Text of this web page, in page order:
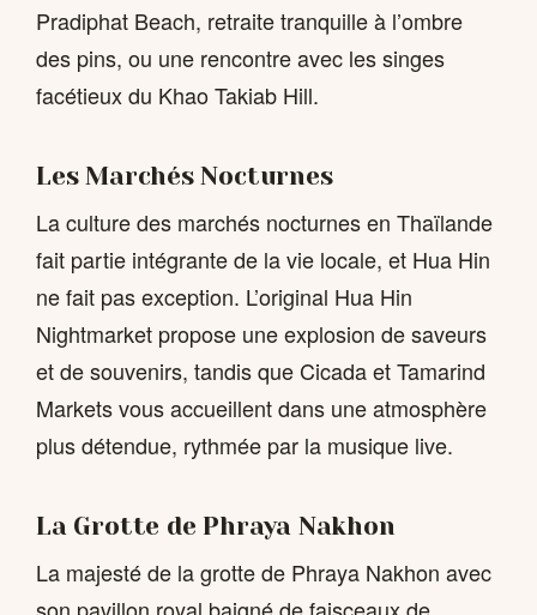
Pradiphat Beach, retraite tranquille à l’ombre
des pins, ou une rencontre avec les singes
facétieux du Khao Takiab Hill.
Les Marchés Nocturnes
La culture des marchés nocturnes en Thaïlande
fait partie intégrante de la vie locale, et Hua Hin
ne fait pas exception. L’original Hua Hin
Nightmarket propose une explosion de saveurs
et de souvenirs, tandis que Cicada et Tamarind
Markets vous accueillent dans une atmosphère
plus détendue, rythmée par la musique live.
La Grotte de Phraya Nakhon
La majesté de la grotte de Phraya Nakhon avec